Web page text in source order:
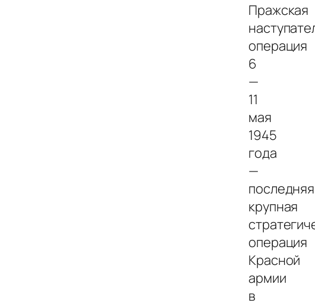
Пражская
операция
6
—
11
мая
1945
года
—
последняя
крупная
операция
Красной
армии
в